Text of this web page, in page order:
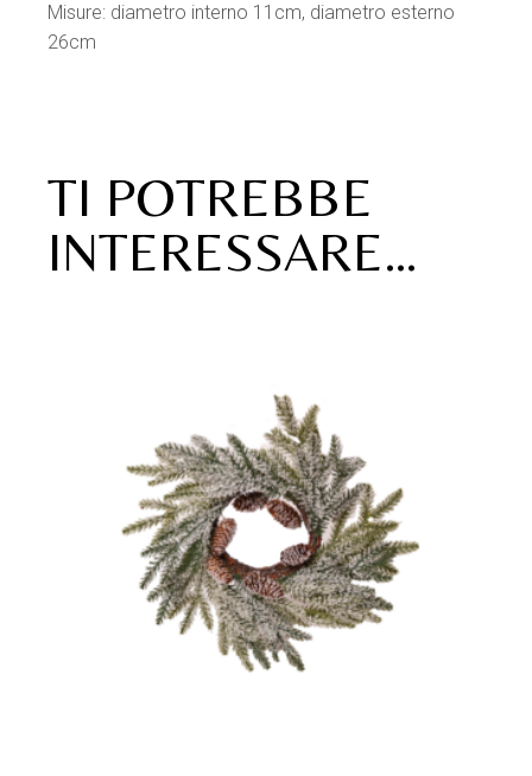
Misure: diametro interno 11cm, diametro esterno
26cm
TI POTREBBE
INTERESSARE…